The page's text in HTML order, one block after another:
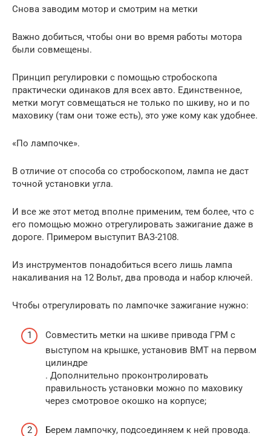
Снова заводим мотор и смотрим на метки
Важно добиться, чтобы они во время работы мотора
были совмещены.
Принцип регулировки с помощью стробоскопа
практически одинаков для всех авто. Единственное,
метки могут совмещаться не только по шкиву, но и по
маховику (там они тоже есть), это уже кому как удобнее.
«По лампочке».
В отличие от способа со стробоскопом, лампа не даст
точной установки угла.
И все же этот метод вполне применим, тем более, что с
его помощью можно отрегулировать зажигание даже в
дороге. Примером выступит ВАЗ-2108.
Из инструментов понадобиться всего лишь лампа
накаливания на 12 Вольт, два провода и набор ключей.
Чтобы отрегулировать по лампочке зажигание нужно:
Совместить метки на шкиве привода ГРМ с
выступом на крышке, установив ВМТ на первом
цилиндре
. Дополнительно проконтролировать
правильность установки можно по маховику
через смотровое окошко на корпусе;
Берем лампочку, подсоединяем к ней провода.